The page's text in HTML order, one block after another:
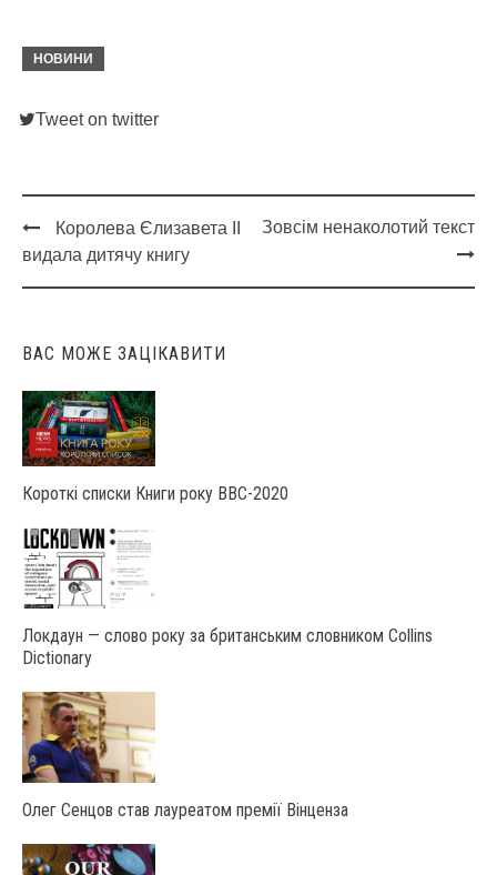
НОВИНИ
Tweet on twitter
Post
navigation
Королева Єлизавета II
видала дитячу книгу
Зовсім ненаколотий текст
ВАС МОЖЕ ЗАЦІКАВИТИ
Короткі списки Книги року ВВС-2020
Локдаун — слово року за британським словником Collins
Dictionary
Олег Сенцов став лауреатом премії Вінценза